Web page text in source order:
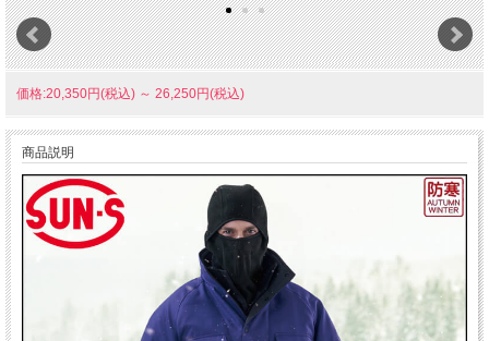
価格:20,350円(税込) ～ 26,250円(税込)
商品説明